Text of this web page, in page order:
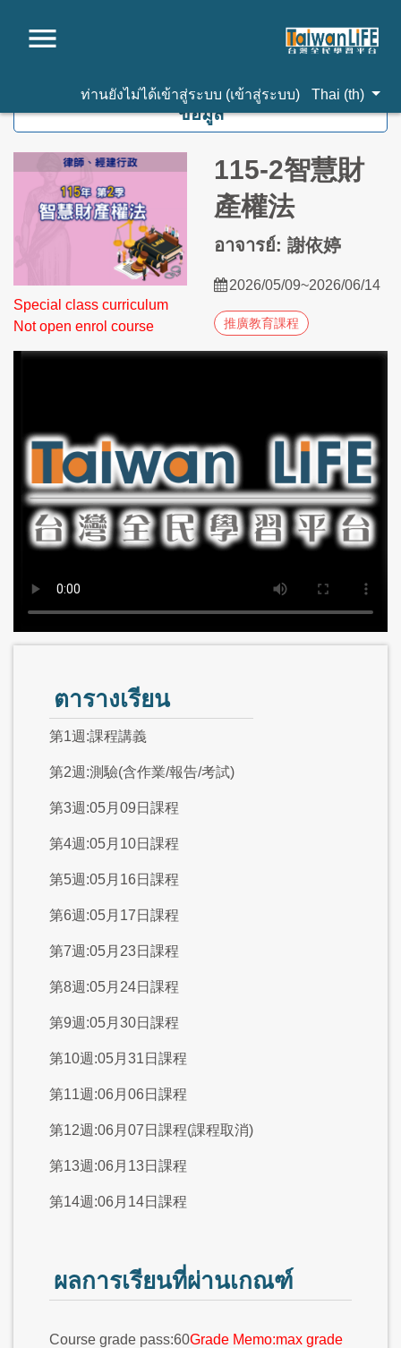
ท่านยังไม่ได้เข้าสู่ระบบ (เข้าสู่ระบบ) Thai ‎(th)‎
ข้อมูล
Special class curriculum
Not open enrol course
115-2智慧財
產權法
อาจารย์: 謝依婷
2026/05/09~2026/06/14
推廣教育課程
ตารางเรียน
第1週:課程講義
第2週:測驗(含作業/報告/考試)
第3週:05月09日課程
第4週:05月10日課程
第5週:05月16日課程
第6週:05月17日課程
第7週:05月23日課程
第8週:05月24日課程
第9週:05月30日課程
第10週:05月31日課程
第11週:06月06日課程
第12週:06月07日課程(課程取消)
第13週:06月13日課程
第14週:06月14日課程
ผลการเรียนที่ผ่านเกณฑ์
Course grade pass:60Grade Memo:max grade